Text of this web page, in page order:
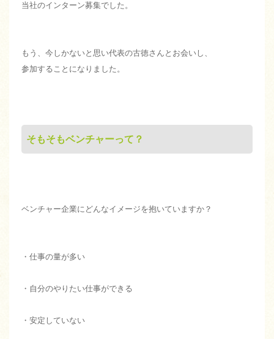
当社のインターン募集でした。
もう、今しかないと思い代表の古徳さんとお会いし、
参加することになりました。
そもそもベンチャーって？
ベンチャー企業にどんなイメージを抱いていますか？
・仕事の量が多い
・自分のやりたい仕事ができる
・安定していない